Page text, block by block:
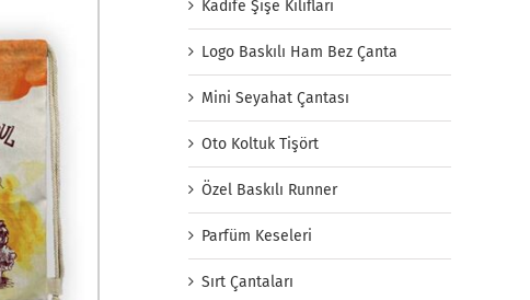
Kadife Şişe Kılıfları
Logo Baskılı Ham Bez Çanta
Mini Seyahat Çantası
Oto Koltuk Tişört
Özel Baskılı Runner
Parfüm Keseleri
Sırt Çantaları